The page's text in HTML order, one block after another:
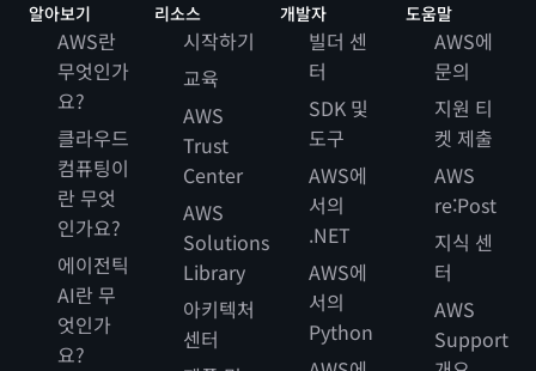
알아보기
AWS란
무엇인가
요?
클라우드
컴퓨팅이
란 무엇
인가요?
에이전틱
AI란 무
엇인가
요?
리소스
시작하기
교육
AWS
Trust
Center
AWS
Solutions
Library
아키텍처
센터
개발자
빌더 센
터
SDK 및
도구
AWS에
서의
.NET
AWS에
서의
Python
도움말
AWS에
문의
지원 티
켓 제출
AWS
re:Post
지식 센
터
AWS
Support